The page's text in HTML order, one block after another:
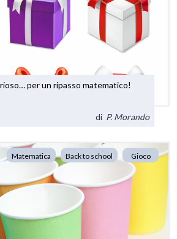
per un ripasso matematico!
di P. Morando
Matematica Back to school Gioco